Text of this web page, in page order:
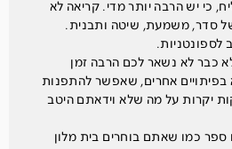
כי יש הרבה יותר מדי. קריאה לא
סדר, משמעת, שיטה ותבנית.
לספונטניות.
כבר לא נשאר לכם הרבה זמן
בפיתויים אחרים, שאפשר להתפנות
יקרות על מה שלא וידאתם היטב
כמו שאתם בוחרים בית מלון